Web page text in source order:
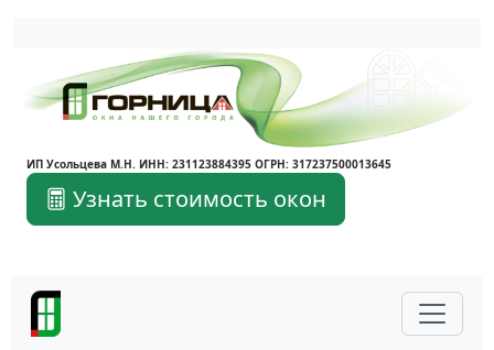
Написать в Max
Написать в Telegram
ИП Усольцева М.Н. ИНН: 231123884395 ОГРН: 317237500013645
Узнать стоимость окон